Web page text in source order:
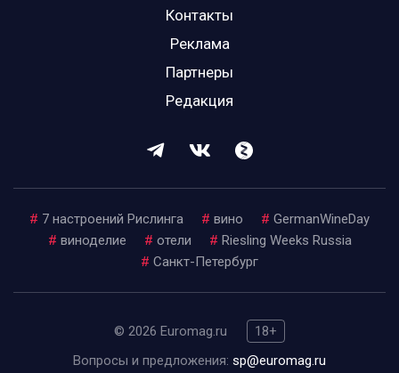
Контакты
Реклама
Партнеры
Редакция
# 7 настроений Рислинга # вино # GermanWineDay
# виноделие # отели # Riesling Weeks Russia
# Санкт-Петербург
© 2026 Euromag.ru
18+
Вопросы и предложения: sp@euromag.ru